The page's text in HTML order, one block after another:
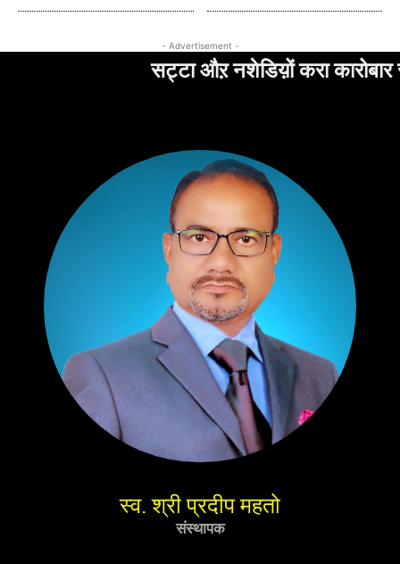
स्व. श्री प्रदीप महतो
संस्थापक